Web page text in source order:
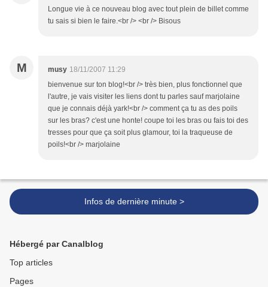
Longue vie à ce nouveau blog avec tout plein de billet comme
tu sais si bien le faire.<br /> <br /> Bisous
M musy 18/11/2007 11:29
bienvenue sur ton blog!<br /> très bien, plus fonctionnel que
l'autre, je vais visiter les liens dont tu parles sauf marjolaine
que je connais déjà yark!<br /> comment ça tu as des poils
sur les bras? c'est une honte! coupe toi les bras ou fais toi des
tresses pour que ça soit plus glamour, toi la traqueuse de
poils!<br /> marjolaine
Infos de dernière minute >
Hébergé par Canalblog
Top articles
Pages